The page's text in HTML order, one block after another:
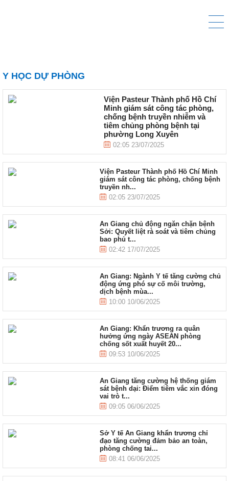
Y HỌC DỰ PHÒNG
Viện Pasteur Thành phố Hồ Chí
Minh giám sát công tác phòng,
chống bệnh truyền nhiễm và
tiêm chủng phòng bệnh tại
phường Long Xuyên
02:05 23/07/2025
Viện Pasteur Thành phố Hồ Chí Minh
giám sát công tác phòng, chống bệnh
truyền nh...
02:05 23/07/2025
An Giang chủ động ngăn chặn bệnh
Sởi: Quyết liệt rà soát và tiêm chủng
bao phủ t...
02:42 17/07/2025
An Giang: Ngành Y tế tăng cường chủ
động ứng phó sự cố môi trường,
dịch bệnh mùa...
10:00 10/06/2025
An Giang: Khẩn trương ra quân
hưởng ứng ngày ASEAN phòng
chống sốt xuất huyết 20...
09:53 10/06/2025
An Giang tăng cường hệ thống giám
sát bệnh dại: Điểm tiêm vắc xin đóng
vai trò t...
09:05 06/06/2025
Sở Y tế An Giang khẩn trương chỉ
đạo tăng cường đảm bảo an toàn,
phòng chống tai...
08:41 06/06/2025